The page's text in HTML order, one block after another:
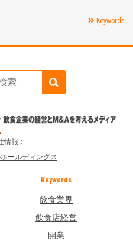
Keywords
情報：
ールディングス
Keywords
飲食業界
飲食店経営
開業